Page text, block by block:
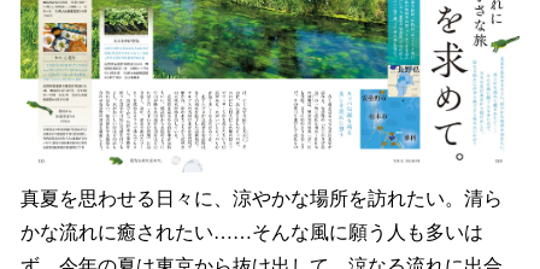
真夏を思わせる日々に、涼やかな場所を訪れたい。清ら
かな流れに癒されたい……そんな風に願う人も多いは